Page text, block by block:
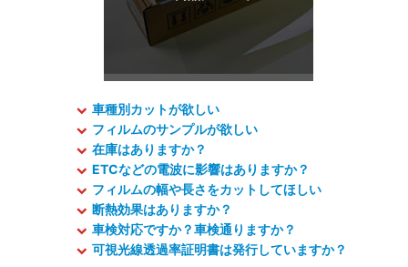
車種別カットが欲しい
フィルムのサンプルが欲しい
在庫はありますか？
ETCなどの電波に影響はありますか？
フィルムの幅や長さをカットしてほしい
断熱効果はありますか？
車検対応ですか？車検通りますか？
可視光線透過率証明書は発行していますか？